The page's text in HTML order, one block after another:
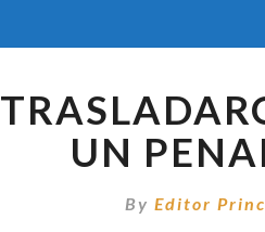
UN
ByEditor